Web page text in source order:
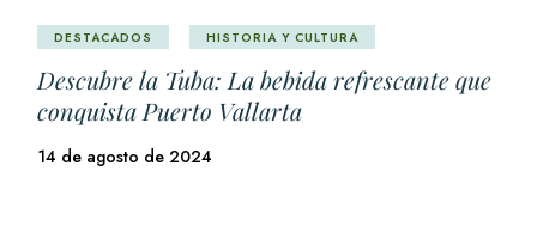
DESTACADOS HISTORIA Y CULTURA
Descubre la Tuba: La bebida refrescante que
conquista Puerto Vallarta
14 de agosto de 2024